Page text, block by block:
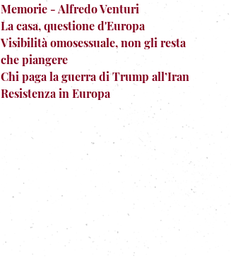
Memorie - Alfredo Venturi
La casa, questione d'Europa
Visibilità omosessuale, non gli resta
che piangere
Chi paga la guerra di Trump all’Iran
Resistenza in Europa